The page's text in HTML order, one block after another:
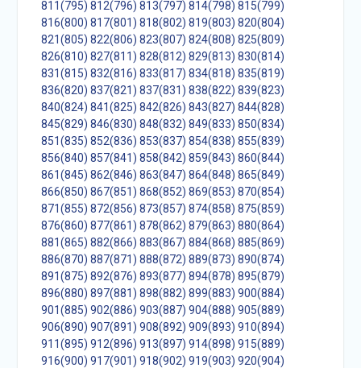
811(795) 812(796) 813(797) 814(798) 815(799)
816(800) 817(801) 818(802) 819(803) 820(804)
821(805) 822(806) 823(807) 824(808) 825(809)
826(810) 827(811) 828(812) 829(813) 830(814)
831(815) 832(816) 833(817) 834(818) 835(819)
836(820) 837(821) 837(831) 838(822) 839(823)
840(824) 841(825) 842(826) 843(827) 844(828)
845(829) 846(830) 848(832) 849(833) 850(834)
851(835) 852(836) 853(837) 854(838) 855(839)
856(840) 857(841) 858(842) 859(843) 860(844)
861(845) 862(846) 863(847) 864(848) 865(849)
866(850) 867(851) 868(852) 869(853) 870(854)
871(855) 872(856) 873(857) 874(858) 875(859)
876(860) 877(861) 878(862) 879(863) 880(864)
881(865) 882(866) 883(867) 884(868) 885(869)
886(870) 887(871) 888(872) 889(873) 890(874)
891(875) 892(876) 893(877) 894(878) 895(879)
896(880) 897(881) 898(882) 899(883) 900(884)
901(885) 902(886) 903(887) 904(888) 905(889)
906(890) 907(891) 908(892) 909(893) 910(894)
911(895) 912(896) 913(897) 914(898) 915(889)
916(900) 917(901) 918(902) 919(903) 920(904)